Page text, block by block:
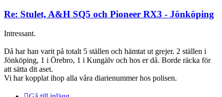
Re: Stulet, A&H SQ5 och Pioneer RX3 - Jönköping
Intressant.
Då har han varit på totalt 5 ställen och hämtat ut grejer. 2 ställen i
Jönköping, 1 i Örebro, 1 i Kungälv och hos er då. Borde räcka för
att sätta dit aset.
Vi har kopplat ihop alla våra diarienummer hos polisen.